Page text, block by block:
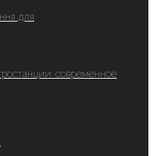
для
современное